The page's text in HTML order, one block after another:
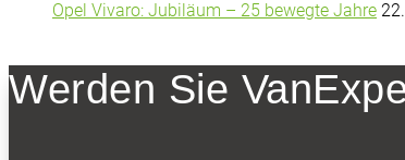
Opel Vivaro: Jubiläum – 25 bewegte Jahre
Werden Sie